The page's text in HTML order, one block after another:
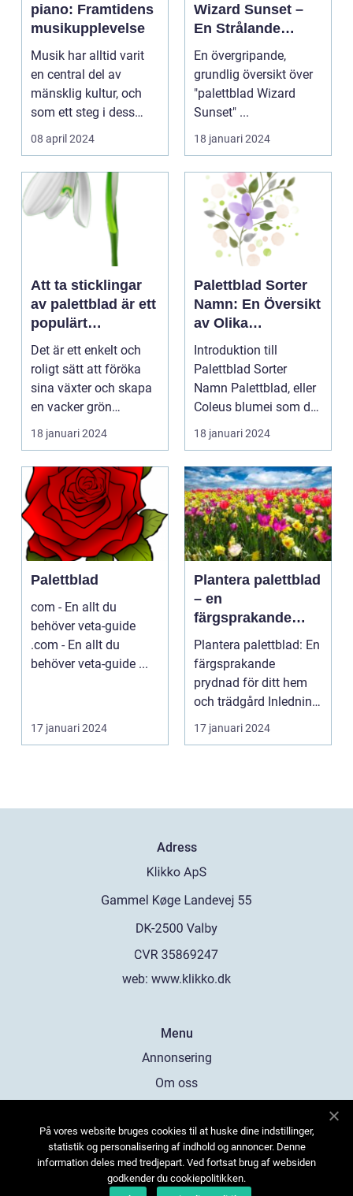
piano: Framtidens
musikupplevelse
Musik har alltid varit
en central del av
mänsklig kultur, och
som ett steg i dess
kontinuerliga...
08 april 2024
Wizard Sunset –
En Strålande
Fördelning av
Färger
En övergripande,
grundlig översikt över
"palettblad Wizard
Sunset" ...
18 januari 2024
Att ta sticklingar
av palettblad är ett
populärt
hobbyprojekt för
många
trädgårdsentusiast
Det är ett enkelt och
roligt sätt att föröka
sina växter och skapa
en vacker grön
omgivning. I denna...
18 januari 2024
Palettblad Sorter
Namn: En Översikt
av Olika
Variationer och
Egenskaper
Introduktion till
Palettblad Sorter
Namn Palettblad, eller
Coleus blumei som det
vetenskapligt kall...
18 januari 2024
Palettblad
com - En allt du
behöver veta-guide
.com - En allt du
behöver veta-guide ...
17 januari 2024
Plantera palettblad
– en
färgsprakande
prydnad för ditt
hem och trädgård
Plantera palettblad: En
färgsprakande
prydnad för ditt hem
och trädgård Inledning
Palettblad är en ...
17 januari 2024
Adress
web: www.klikko.dk
Menu
Annonsering
Om oss
Kontakta oss
Sitemap
På vores website bruges cookies til at huske dine indstillinger,
statistik og personalisering af indhold og annoncer. Denne
information deles med tredjepart. Ved fortsat brug af websiden
godkender du cookiepolitikken.